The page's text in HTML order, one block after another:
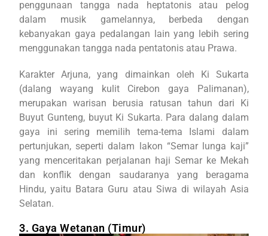
penggunaan tangga nada heptatonis atau pelog
dalam musik gamelannya, berbeda dengan
kebanyakan gaya pedalangan lain yang lebih sering
menggunakan tangga nada pentatonis atau Prawa.
Karakter Arjuna, yang dimainkan oleh Ki Sukarta
(dalang wayang kulit Cirebon gaya Palimanan),
merupakan warisan berusia ratusan tahun dari Ki
Buyut Gunteng, buyut Ki Sukarta. Para dalang dalam
gaya ini sering memilih tema-tema Islami dalam
pertunjukan, seperti dalam lakon “Semar lunga kaji”
yang menceritakan perjalanan haji Semar ke Mekah
dan konflik dengan saudaranya yang beragama
Hindu, yaitu Batara Guru atau Siwa di wilayah Asia
Selatan.
3. Gaya Wetanan (Timur)